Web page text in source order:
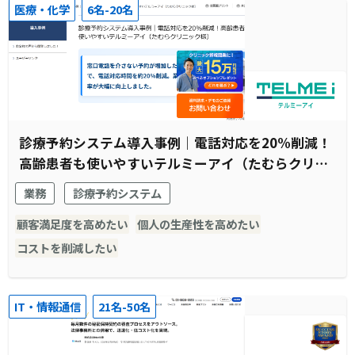
医療・化学 6名-20名
診療予約システム導入事例｜電話対応を20%削減！
高齢患者も使いやすいテルミーアイ（たむらクリニ
ック様）
業務
診療予約システム
顧客満足度を高めたい 個人の生産性を高めたい
コストを削減したい
IT・情報通信 21名-50名